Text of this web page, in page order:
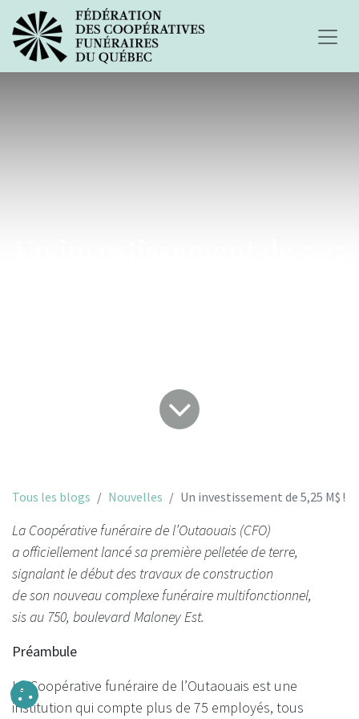
Tous les blogs Nouvelles Un investissement de 5,25 M$ !
La Coopérative funéraire de l’Outaouais (CFO)
a officiellement lancé sa première pelletée de terre,
signalant le début des travaux de construction
de son nouveau complexe funéraire multifonctionnel,
sis au 750, boulevard Maloney Est.
Préambule
La Coopérative funéraire de l’Outaouais est une
institution qui compte plus de 75 employés, tous